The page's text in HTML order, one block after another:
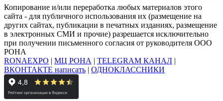
Копирование и/или переработка любых материалов этого
сайта - для публичного использования их (размещение на
других сайтах, публикации в печатных изданиях, размещение
в электронных СМИ и прочие) разрешается исключительно
при получении письменного согласия от руководителя ООО
РОНА
RONAEXPO | МЦ РОНА | TELEGRAM КАНАЛ |
ВКОНТАКТЕ написать | ОДНОКЛАССНИКИ